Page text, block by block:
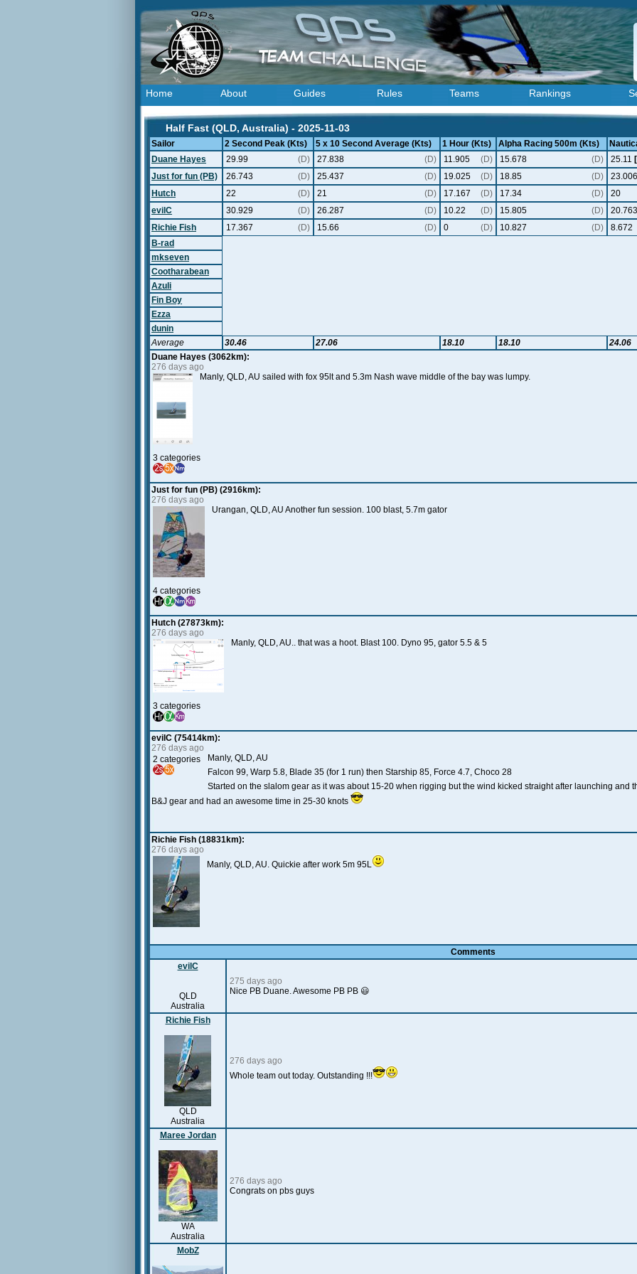
Home About Guides Rules Teams Rankings
Half Fast (QLD, Australia) - 2025-11-03
Sailor 2 Second Peak (Kts) 5 x 10 Second Average (Kts) 1 Hour (Kts) Alpha Racing 500m (Kts)
Duane Hayes
29.99 (D) 27.838 (D) 11.905 (D) 15.678 (D) 25.11
Just for fun (PB)
26.743 (D) 25.437 (D) 19.025 (D) 18.85 (D) 23.006
Hutch
22 (D) 21 (D) 17.167 (D) 17.34 (D) 20
evilC
30.929 (D) 26.287 (D) 10.22 (D) 15.805 (D) 20.763
Richie Fish
17.367 (D) 15.66 (D) 0 (D) 10.827 (D) 8.672
B-rad
mkseven
Cootharabean
Azuli
Fin Boy
Ezza
dunin
Average
30.46 27.06 18.10 18.10 24.06
Duane Hayes (3062km):
276 days ago
3 categories
Manly, QLD, AU sailed with fox 95lt and 5.3m Nash wave middle of the bay was lumpy.
Just for fun (PB) (2916km):
276 days ago
4 categories
Urangan, QLD, AU Another fun session. 100 blast, 5.7m gator
Hutch (27873km):
276 days ago
3 categories
Manly, QLD, AU.. that was a hoot. Blast 100. Dyno 95, gator 5.5 & 5
evilC (75414km):
276 days ago
2 categories
Manly, QLD, AU
Falcon 99, Warp 5.8, Blade 35 (for 1 run) then Starship 85, Force 4.7, Choco 28
Started on the slalom gear as it was about 15-20 when rigging but the wind kicked straight after launching and
B&J gear and had an awesome time in 25-30 knots
Richie Fish (18831km):
276 days ago
Manly, QLD, AU. Quickie after work 5m 95L
Comments
evilC
QLD
Australia
275 days ago
Nice PB Duane. Awesome PB PB 😃
Richie Fish
QLD
Australia
276 days ago
Whole team out today. Outstanding !!!
Maree Jordan
WA
Australia
276 days ago
Congrats on pbs guys
MobZ